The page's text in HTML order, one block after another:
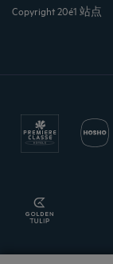
Copyright 20é1 站点